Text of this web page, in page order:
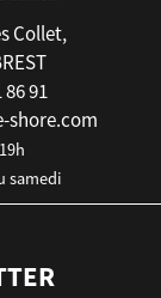
Collet,
86 91
shore.com
samedi